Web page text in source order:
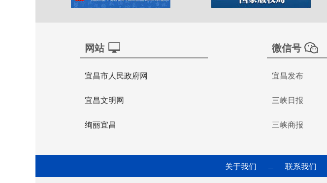
网站
宜昌市人民政府网
宜昌文明网
绚丽宜昌
微信号
宜昌发布
三峡日报
三峡商报
关于我们 — 联系我们